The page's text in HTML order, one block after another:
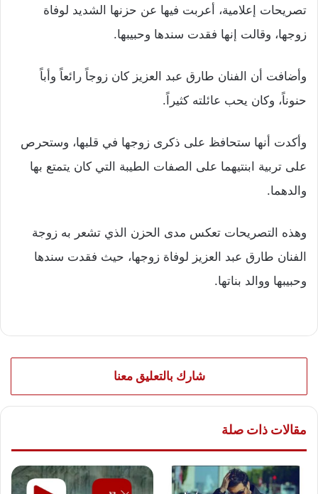
تصريحات إعلامية، أعربت فيها عن حزنها الشديد لوفاة
زوجها، وقالت إنها فقدت سندها وحبيبها.
وأضافت أن الفنان طارق عبد العزيز كان زوجاً رائعاً وأباً
حنوناً، وكان يحب عائلته كثيراً.
وأكدت أنها ستحافظ على ذكرى زوجها في قلبها، وستحرص
على تربية ابنتيهما على الصفات الطيبة التي كان يتمتع بها
والدهما.
وهذه التصريحات تعكس مدى الحزن الذي تشعر به زوجة
الفنان طارق عبد العزيز لوفاة زوجها، حيث فقدت سندها
وحبيبها ووالد بناتها.
شارك بالتعليق معنا
مقالات ذات صلة